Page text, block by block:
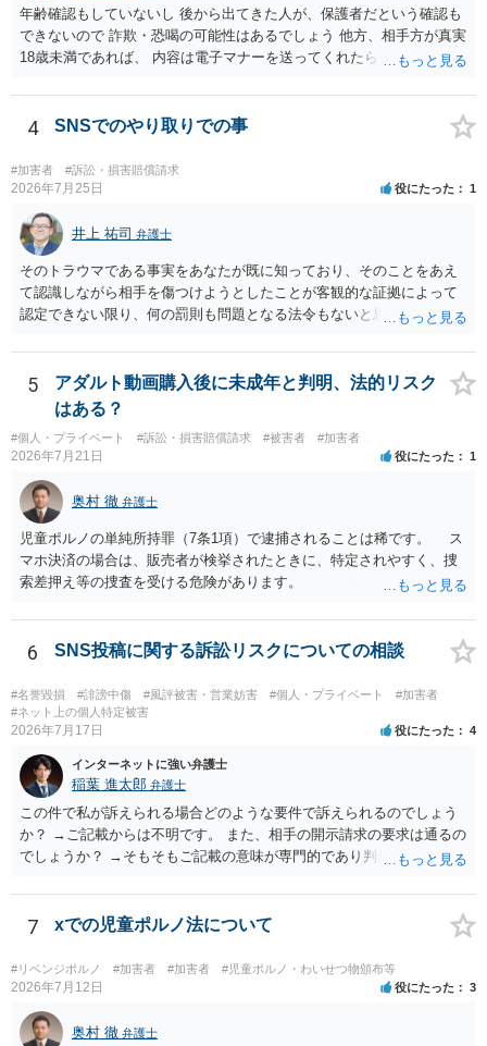
年齢確認もしていないし 後から出てきた人が、保護者だという確認も
できないので 詐欺・恐喝の可能性はあるでしょう 他方、相手方が真実
18歳未満であれば、 内容は電子マナーを送ってくれたら自慰行為など
画の尺は10分ほど、服を着たままで胸を触って欲しい、などの要望を
して、要求された金額(1000円程度)の電子マネーを送信してしまいま
した。 そこから、撮影するまで暇なので顔の雰囲気の写真を交換して
欲しい、住んでいる都道府県と区を教えてと言われたので教えたりと
言ったやり取りをしていました。 というやりとりは、青少年条例違反
（わいせつ行為）の疑いがあります。18歳未満と知らなくても処罰可
能です。
4 SNSでのやり取りでの事
#加害者 #訴訟・損害賠償請求
2026年7月25日 役にたった 1
井上 祐司 弁護士
そのトラウマである事実をあなたが既に知っており、そのことをあえ
て認識しながら相手を傷つけようとしたことが客観的な証拠によって
認定できない限り、何の罰則も問題となる法令もないと思われます。
5
アダルト動画購入後に未成年と判明、法的リスク
はある？
#個人・プライベート #訴訟・損害賠償請求 #被害者 #加害者
2026年7月21日 役にたった 1
奥村 徹 弁護士
児童ポルノの単純所持罪（7条1項）で逮捕されることは稀です。 ス
マホ決済の場合は、販売者が検挙されたときに、特定されやすく、捜
索差押え等の捜査を受ける危険があります。
6 SNS投稿に関する訴訟リスクについての相談
#名誉毀損 #誹謗中傷 #風評被害・営業妨害 #個人・プライベート
#加害者
#ネット上の個人特定被害
2026年7月17日 役にたった 4
インターネットに強い弁護士
稲葉 進太郎 弁護士
この件で私が訴えられる場合どのような要件で訴えられるのでしょう
か？ →ご記載からは不明です。 また、相手の開示請求の要求は通るの
でしょうか？ →そもそもご記載の意味が専門的であり判然としないも
らご相談になることをお勧めいたします。
7 xでの児童ポルノ法について
#リベンジポルノ #加害者 #加害者 #児童ポルノ・わいせつ物頒布等
2026年7月12日 役にたった 3
奥村 徹 弁護士